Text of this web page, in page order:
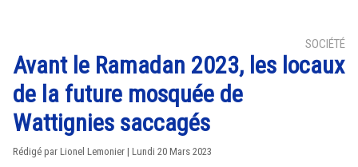
SOCIÉTÉ
Avant le Ramadan 2023, les locaux
de la future mosquée de
Wattignies saccagés
Rédigé par Lionel Lemonier | Lundi 20 Mars 2023